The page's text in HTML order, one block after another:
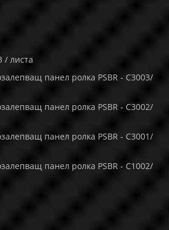
/ листа
панел ролка PSBR - C3003/
панел ролка PSBR - C3002/
панел ролка PSBR - C3001/
панел ролка PSBR - C1002/